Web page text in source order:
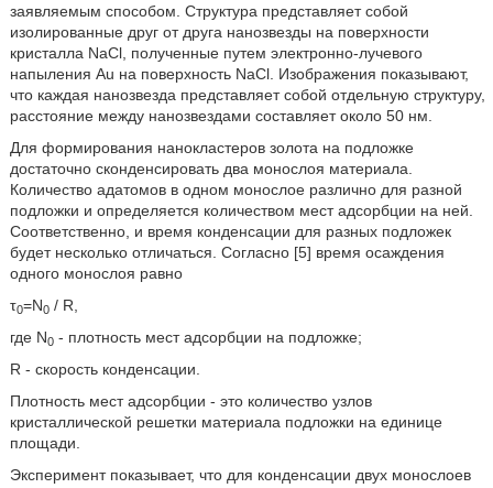
заявляемым способом. Структура представляет собой
изолированные друг от друга нанозвезды на поверхности
кристалла NaCl, полученные путем электронно-лучевого
напыления Au на поверхность NaCl. Изображения показывают,
что каждая нанозвезда представляет собой отдельную структуру,
расстояние между нанозвездами составляет около 50 нм.
Для формирования нанокластеров золота на подложке
достаточно сконденсировать два монослоя материала.
Количество адатомов в одном монослое различно для разной
подложки и определяется количеством мест адсорбции на ней.
Соответственно, и время конденсации для разных подложек
будет несколько отличаться. Согласно [5] время осаждения
одного монослоя равно
τ0=N0/ R,
где N0- плотность мест адсорбции на подложке;
R - скорость конденсации.
Плотность мест адсорбции - это количество узлов
кристаллической решетки материала подложки на единице
площади.
Эксперимент показывает, что для конденсации двух монослоев